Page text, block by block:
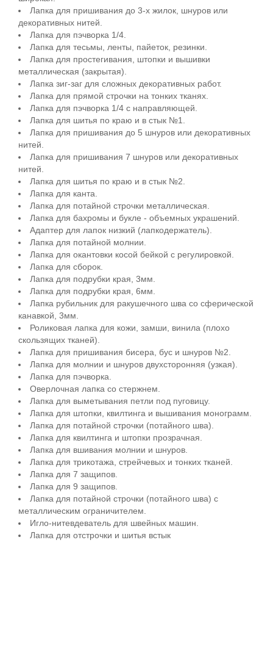
Лапка для пришивания до 3-х жилок, шнуров или
декоративных нитей.
Лапка для пэчворка 1/4.
Лапка для тесьмы, ленты, пайеток, резинки.
Лапка для простегивания, штопки и вышивки
металлическая (закрытая).
Лапка зиг-заг для сложных декоративных работ.
Лапка для прямой строчки на тонких тканях.
Лапка для пэчворка 1/4 с направляющей.
Лапка для шитья по краю и в стык №1.
Лапка для пришивания до 5 шнуров или декоративных
нитей.
Лапка для пришивания 7 шнуров или декоративных
нитей.
Лапка для шитья по краю и в стык №2.
Лапка для канта.
Лапка для потайной строчки металлическая.
Лапка для бахромы и букле - объемных украшений.
Адаптер для лапок низкий (лапкодержатель).
Лапка для потайной молнии.
Лапка для окантовки косой бейкой с регулировкой.
Лапка для сборок.
Лапка для подрубки края, 3мм.
Лапка для подрубки края, 6мм.
Лапка рубильник для ракушечного шва со сферической
канавкой, 3мм.
Роликовая лапка для кожи, замши, винила (плохо
скользящих тканей).
Лапка для пришивания бисера, бус и шнуров №2.
Лапка для молнии и шнуров двухсторонняя (узкая).
Лапка для пэчворка.
Оверлочная лапка со стержнем.
Лапка для выметывания петли под пуговицу.
Лапка для штопки, квилтинга и вышивания монограмм.
Лапка для потайной строчки (потайного шва).
Лапка для квилтинга и штопки прозрачная.
Лапка для вшивания молнии и шнуров.
Лапка для трикотажа, стрейчевых и тонких тканей.
Лапка для 7 защипов.
Лапка для 9 защипов.
Лапка для потайной строчки (потайного шва) с
металлическим ограничителем.
Игло-нитевдеватель для швейных машин.
Лапка для отстрочки и шитья встык